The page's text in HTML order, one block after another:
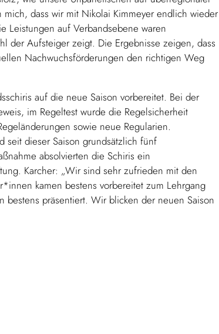
dass wir mit Nikolai Kimmeyer endlich wieder
Leistungen auf Verbandsebene waren
der Aufsteiger zeigt. Die Ergebnisse zeigen, dass
Nachwuchsförderungen den richtigen Weg
auf die neue Saison vorbereitet. Bei der
im Regeltest wurde die Regelsicherheit
sowie neue Regularien.
seit dieser Saison grundsätzlich fünf
absolvierten die Schiris ein
Karcher: „Wir sind sehr zufrieden mit den
kamen bestens vorbereitet zum Lehrgang
präsentiert. Wir blicken der neuen Saison